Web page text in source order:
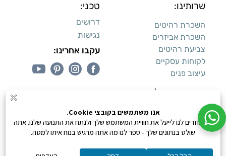
שרותינו:
השכרת רהיטים
השכרת אביזרים
צביעת רהיטים
לקוחות עסקיים
עיצוב פנים
עיצוב דירות למכירה:
טכני:
דרושים
נגישות
עקבו אחרינו:
קנייה מאובטחת